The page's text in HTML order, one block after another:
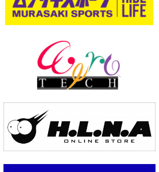
banpaku
Mr.K
chappy
Romisea